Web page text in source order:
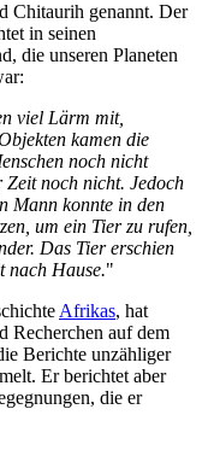
Chitaurih genannt. Der
in seinen
die unseren Planeten
viel Lärm mit,
kamen die
noch nicht
Zeit noch nicht. Jedoch
Mann konnte in den
um ein Tier zu rufen,
Das Tier erschien
nach Hause."
Afrikas, hat
Recherchen auf dem
Berichte unzähliger
Er berichtet aber
die er